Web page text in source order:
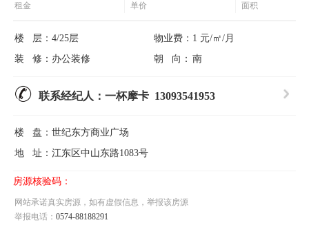
租金 单价 面积
楼 层： 4/25层 物业费： 1 元/㎡/月
装 修： 办公装修 朝 向： 南
联系经纪人：一杯摩卡 13093541953
楼 盘： 世纪东方商业广场
地 址： 江东区中山东路1083号
房源核验码：
网站承诺真实房源，如有虚假信息，举报该房源
举报电话： 0574-88188291